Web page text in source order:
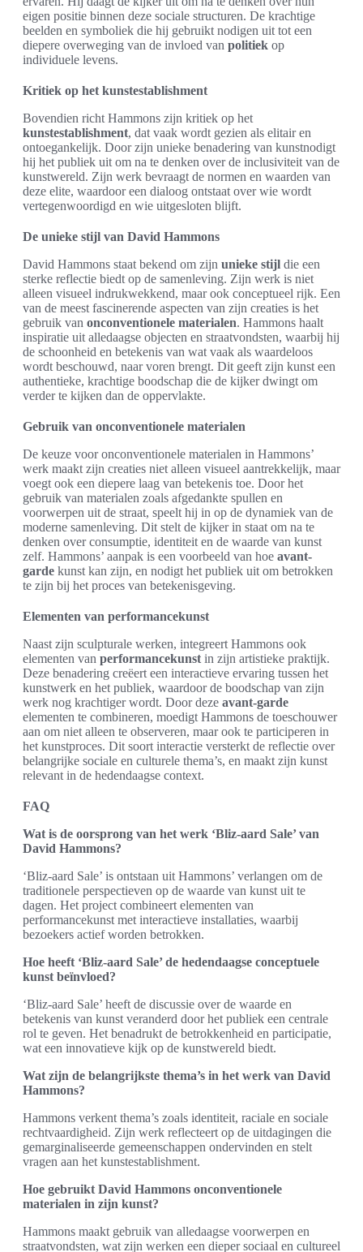
eigen positie binnen deze sociale structuren. De krachtige
beelden en symboliek die hij gebruikt nodigen uit tot een
diepere overweging van de invloed van politiek op
individuele levens.
Kritiek op het kunstestablishment
Bovendien richt Hammons zijn kritiek op het
kunstestablishment, dat vaak wordt gezien als elitair en
ontoegankelijk. Door zijn unieke benadering van kunstnodigt
hij het publiek uit om na te denken over de inclusiviteit van de
kunstwereld. Zijn werk bevraagt de normen en waarden van
deze elite, waardoor een dialoog ontstaat over wie wordt
vertegenwoordigd en wie uitgesloten blijft.
De unieke stijl van David Hammons
David Hammons staat bekend om zijn unieke stijl die een
sterke reflectie biedt op de samenleving. Zijn werk is niet
alleen visueel indrukwekkend, maar ook conceptueel rijk. Een
van de meest fascinerende aspecten van zijn creaties is het
gebruik van onconventionele materialen. Hammons haalt
inspiratie uit alledaagse objecten en straatvondsten, waarbij hij
de schoonheid en betekenis van wat vaak als waardeloos
wordt beschouwd, naar voren brengt. Dit geeft zijn kunst een
authentieke, krachtige boodschap die de kijker dwingt om
verder te kijken dan de oppervlakte.
Gebruik van onconventionele materialen
De keuze voor onconventionele materialen in Hammons’
werk maakt zijn creaties niet alleen visueel aantrekkelijk, maar
voegt ook een diepere laag van betekenis toe. Door het
gebruik van materialen zoals afgedankte spullen en
voorwerpen uit de straat, speelt hij in op de dynamiek van de
moderne samenleving. Dit stelt de kijker in staat om na te
denken over consumptie, identiteit en de waarde van kunst
zelf. Hammons’ aanpak is een voorbeeld van hoe avant-
garde kunst kan zijn, en nodigt het publiek uit om betrokken
te zijn bij het proces van betekenisgeving.
Elementen van performancekunst
Naast zijn sculpturale werken, integreert Hammons ook
elementen van performancekunst in zijn artistieke praktijk.
Deze benadering creëert een interactieve ervaring tussen het
kunstwerk en het publiek, waardoor de boodschap van zijn
werk nog krachtiger wordt. Door deze avant-garde
elementen te combineren, moedigt Hammons de toeschouwer
aan om niet alleen te observeren, maar ook te participeren in
het kunstproces. Dit soort interactie versterkt de reflectie over
belangrijke sociale en culturele thema’s, en maakt zijn kunst
relevant in de hedendaagse context.
FAQ
Wat is de oorsprong van het werk ‘Bliz-aard Sale’ van
David Hammons?
‘Bliz-aard Sale’ is ontstaan uit Hammons’ verlangen om de
traditionele perspectieven op de waarde van kunst uit te
dagen. Het project combineert elementen van
performancekunst met interactieve installaties, waarbij
bezoekers actief worden betrokken.
Hoe heeft ‘Bliz-aard Sale’ de hedendaagse conceptuele
kunst beïnvloed?
‘Bliz-aard Sale’ heeft de discussie over de waarde en
betekenis van kunst veranderd door het publiek een centrale
rol te geven. Het benadrukt de betrokkenheid en participatie,
wat een innovatieve kijk op de kunstwereld biedt.
Wat zijn de belangrijkste thema’s in het werk van David
Hammons?
Hammons verkent thema’s zoals identiteit, raciale en sociale
rechtvaardigheid. Zijn werk reflecteert op de uitdagingen die
gemarginaliseerde gemeenschappen ondervinden en stelt
vragen aan het kunstestablishment.
Hoe gebruikt David Hammons onconventionele
materialen in zijn kunst?
Hammons maakt gebruik van alledaagse voorwerpen en
straatvondsten, wat zijn werken een dieper sociaal en cultureel